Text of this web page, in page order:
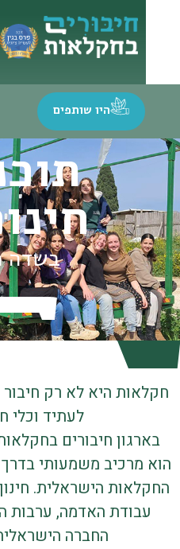
EN
היו שותפים
בשדה
היא לא רק חיבור
לעתיד וכלי
חיבורים בחקלאות
משמעותי בדרך
הישראלית. חינוך
האדמה, ערבות
החברה הישראלית